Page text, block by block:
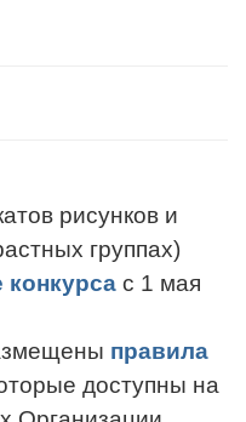
рисунков и
группах)
конкурса с 1 мая
правила
доступны на